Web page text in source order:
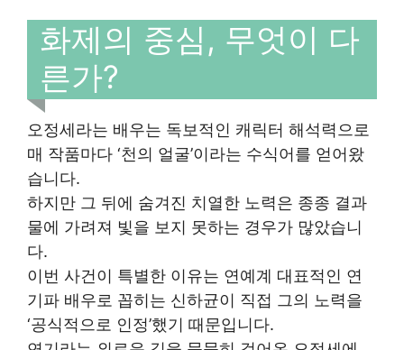
화제의 중심, 무엇이 다
른가?
오정세라는 배우는 독보적인 캐릭터 해석력으로
매 작품마다 ‘천의 얼굴’이라는 수식어를 얻어왔
습니다.
하지만 그 뒤에 숨겨진 치열한 노력은 종종 결과
물에 가려져 빛을 보지 못하는 경우가 많았습니
다.
이번 사건이 특별한 이유는 연예계 대표적인 연
기파 배우로 꼽히는 신하균이 직접 그의 노력을
‘공식적으로 인정’했기 때문입니다.